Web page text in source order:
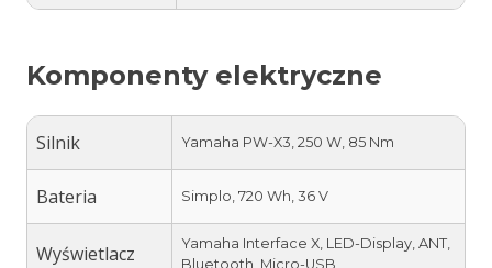
Komponenty elektryczne
Silnik Yamaha PW-X3, 250 W, 85 Nm
Bateria Simplo, 720 Wh, 36 V
Wyświetlacz
Yamaha Interface X, LED-Display, ANT,
Bluetooth, Micro-USB